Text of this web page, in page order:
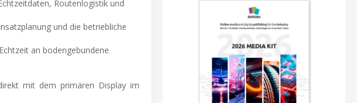
Routenlogistik und
und die betriebliche
an bodengebundene
mit dem primären Display im